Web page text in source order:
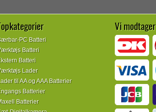
PC Batteri
Batteri
Batteri
Lader
til AA og AAA Batterier
Batterier
Batterier
Vi modtager